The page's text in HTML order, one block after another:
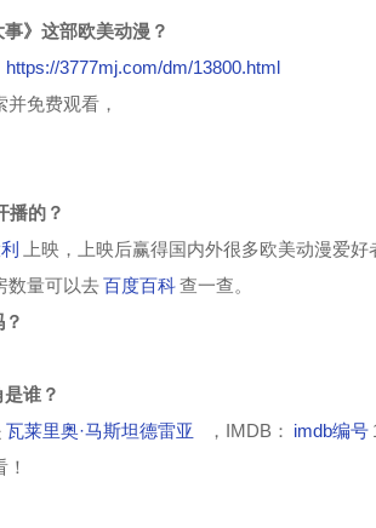
》这部欧美动漫？
https://3777mj.com/dm/13800.html
免费观看，
播的？
上映，上映后赢得国内外很多欧美动漫爱
数量可以去百度百科查一查。
谁？
瓦莱里奥·马斯坦德雷亚 ，IMDB： imdb编号